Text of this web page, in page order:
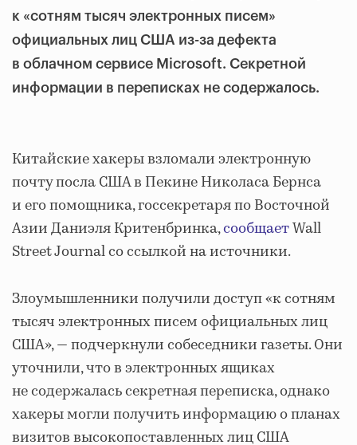
к «сотням тысяч электронных писем»
официальных лиц США из-за дефекта
в облачном сервисе Microsoft. Секретной
информации в переписках не содержалось.
Китайские хакеры взломали электронную
почту посла США в Пекине Николаса Бернса
и его помощника, госсекретаря по Восточной
Азии Даниэля Критенбринка,сообщаетWall
Street Journal со ссылкой на источники.
Злоумышленники получили доступ «к сотням
тысяч электронных писем официальных лиц
США», — подчеркнули собеседники газеты. Они
уточнили, что в электронных ящиках
не содержалась секретная переписка, однако
хакеры могли получить информацию о планах
визитов высокопоставленных лиц США